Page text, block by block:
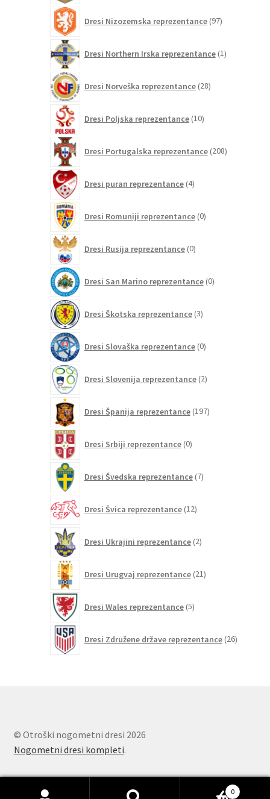
Dresi Nizozemska reprezentance 97izdelkov
Dresi Northern Irska reprezentance 1izdelek
Dresi Norveška reprezentance 28izdelkov
Dresi Poljska reprezentance 10izdelkov
Dresi Portugalska reprezentance 208izdelkov
Dresi puran reprezentance 4izdelki
Dresi Romuniji reprezentance 0izdelkov
Dresi Rusija reprezentance 0izdelkov
Dresi San Marino reprezentance 0izdelkov
Dresi Škotska reprezentance 3izdelki
Dresi Slovaška reprezentance 0izdelkov
Dresi Slovenija reprezentance 2izdelka
Dresi Španija reprezentance 197izdelkov
Dresi Srbiji reprezentance 0izdelkov
Dresi Švedska reprezentance 7izdelkov
Dresi Švica reprezentance 12izdelkov
Dresi Ukrajini reprezentance 2izdelka
Dresi Urugvaj reprezentance 21izdelkov
Dresi Wales reprezentance 5izdelkov
Dresi Združene države reprezentance 26izdelkov
© Otroški nogometni dresi 2026
Nogometni dresi kompleti.
0